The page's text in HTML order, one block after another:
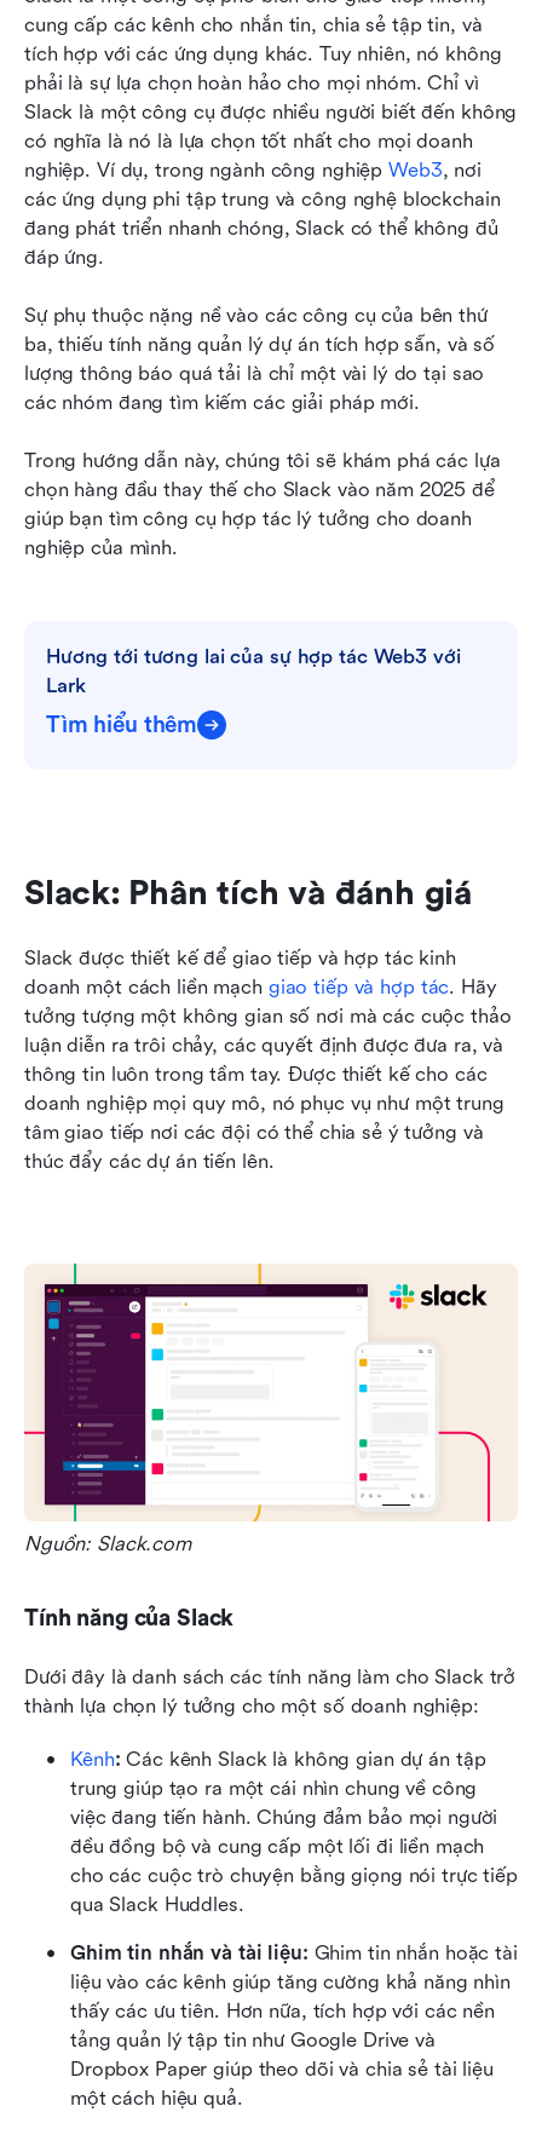
cung cấp các kênh cho nhắn tin, chia sẻ tập tin, và
tích hợp với các ứng dụng khác. Tuy nhiên, nó không
phải là sự lựa chọn hoàn hảo cho mọi nhóm. Chỉ vì
Slack là một công cụ được nhiều người biết đến không
có nghĩa là nó là lựa chọn tốt nhất cho mọi doanh
nghiệp. Ví dụ, trong ngành công nghiệp Web3, nơi
các ứng dụng phi tập trung và công nghệ blockchain
đang phát triển nhanh chóng, Slack có thể không đủ
đáp ứng.
Sự phụ thuộc nặng nề vào các công cụ của bên thứ
ba, thiếu tính năng quản lý dự án tích hợp sẵn, và số
lượng thông báo quá tải là chỉ một vài lý do tại sao
các nhóm đang tìm kiếm các giải pháp mới.
Trong hướng dẫn này, chúng tôi sẽ khám phá các lựa
chọn hàng đầu thay thế cho Slack vào năm 2025 để
giúp bạn tìm công cụ hợp tác lý tưởng cho doanh
nghiệp của mình.
Hương tới tương lai của sự hợp tác Web3 với
Lark
Tìm hiểu thêm
Slack: Phân tích và đánh giá
Slack được thiết kế để giao tiếp và hợp tác kinh
doanh một cách liền mạch giao tiếp và hợp tác. Hãy
tưởng tượng một không gian số nơi mà các cuộc thảo
luận diễn ra trôi chảy, các quyết định được đưa ra, và
thông tin luôn trong tầm tay. Được thiết kế cho các
doanh nghiệp mọi quy mô, nó phục vụ như một trung
tâm giao tiếp nơi các đội có thể chia sẻ ý tưởng và
thúc đẩy các dự án tiến lên.
Nguồn: Slack.com
Tính năng của Slack
Dưới đây là danh sách các tính năng làm cho Slack trở
thành lựa chọn lý tưởng cho một số doanh nghiệp:
Kênh: Các kênh Slack là không gian dự án tập
trung giúp tạo ra một cái nhìn chung về công
việc đang tiến hành. Chúng đảm bảo mọi người
đều đồng bộ và cung cấp một lối đi liền mạch
cho các cuộc trò chuyện bằng giọng nói trực tiếp
qua Slack Huddles.
Ghim tin nhắn và tài liệu: Ghim tin nhắn hoặc tài
liệu vào các kênh giúp tăng cường khả năng nhìn
thấy các ưu tiên. Hơn nữa, tích hợp với các nền
tảng quản lý tập tin như Google Drive và
Dropbox Paper giúp theo dõi và chia sẻ tài liệu
một cách hiệu quả.
Các lựa chọn thay thế hàng đầu khác cho Slack
Câu hỏi thường gặp về các lựa chọn thay thế
Slack
Ý kiến cuối cùng